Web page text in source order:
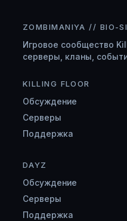
ZOMBIMANIYA // BIO-
Игровое сообщество
серверы, кланы,
KILLING FLOOR
Обсуждение
Серверы
Поддержка
DAYZ
Обсуждение
Серверы
Поддержка